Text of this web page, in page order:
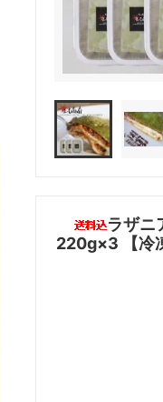
ラザニ
220g×3 【冷